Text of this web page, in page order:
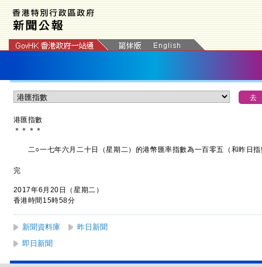
港匯指數
＊ ＊ ＊ ＊
二○一七年六月二十日（星期二）的港幣匯率指數為一百零五（和昨日指
完
2017年6月20日（星期二）
香港時間15時58分
新聞資料庫
昨日新聞
即日新聞